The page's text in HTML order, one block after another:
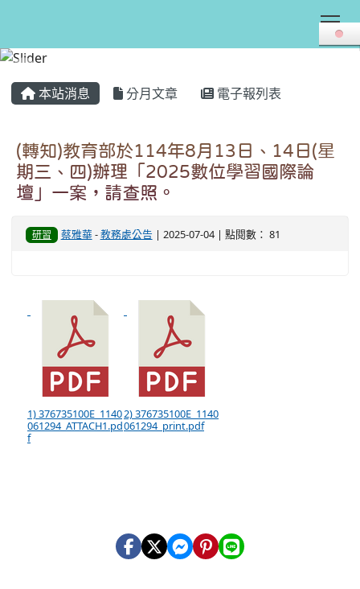
本站消息 分月文章 電子報列表
(轉知)教育部於114年8月13日、14日(星
期三、四)辦理「2025數位學習國際論
壇」一案，請查照。
研習 蔡雅華-教務處公告 | 2025-07-04 | 點閱數： 81
1) 376735100E_1140
061294_ATTACH1.pd
f
2) 376735100E_1140
061294_print.pdf